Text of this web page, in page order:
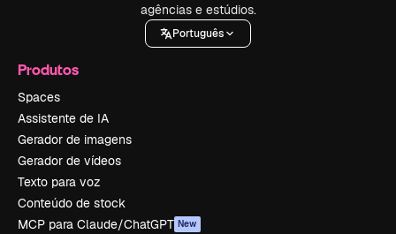
agências e estúdios.
Português
Produtos
Spaces
Assistente de IA
Gerador de imagens
Gerador de vídeos
Texto para voz
Conteúdo de stock
MCP para Claude/ChatGPT New